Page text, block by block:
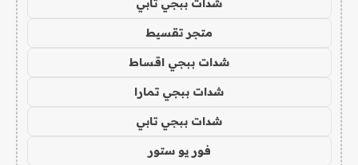
متجر تقسيط
شدات ببجي اقساط
شدات ببجي تمارا
شدات ببجي تابي
فور يو ستور